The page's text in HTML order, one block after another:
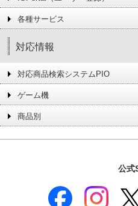
各種サービス
対応情報
対応商品検索システムPIO
ゲーム機
商品別
公式